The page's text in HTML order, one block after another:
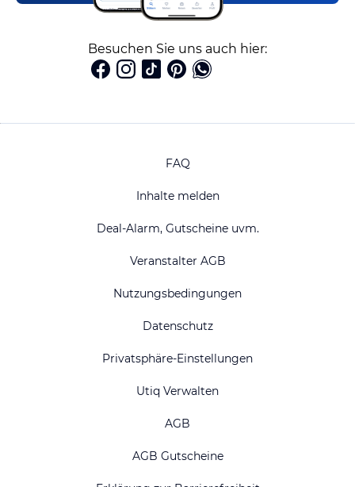
Besuchen Sie uns auch hier:
FAQ
Inhalte melden
Deal-Alarm, Gutscheine uvm.
Veranstalter AGB
Nutzungsbedingungen
Datenschutz
Privatsphäre-Einstellungen
Utiq Verwalten
AGB
AGB Gutscheine